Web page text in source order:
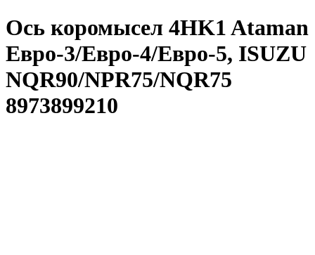
Ось коромысел 4HK1 Ataman
Евро-3/Евро-4/Евро-5, ISUZU
NQR90/NPR75/NQR75
8973899210